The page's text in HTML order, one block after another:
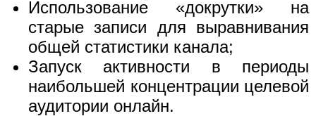
Использование «докрутки» на
старые записи для выравнивания
общей статистики канала;
Запуск активности в периоды
наибольшей концентрации целевой
аудитории онлайн.